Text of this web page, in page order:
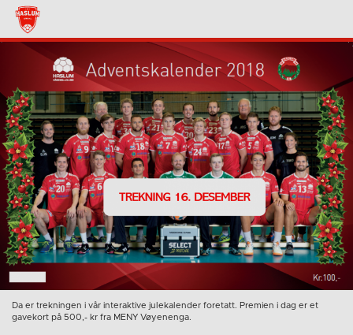
Da er trekningen i vår interaktive julekalender foretatt. Premien i dag er et
gavekort på 500,- kr fra MENY Vøyenenga.